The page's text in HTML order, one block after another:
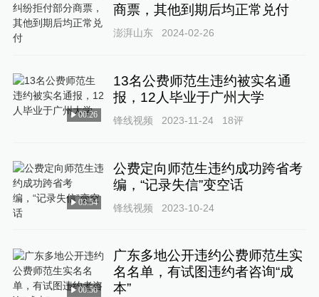
商票，其他到期后均正常兑付
澎湃山东 2024-02-26
00:26
13名公费师范生违约被实名通
报，12人毕业于广州大学
锋线视频 2023-11-24 18评
03:54
公费定向师范生违约成功跨省考
编，“记录失信”变空话
锋线视频 2023-10-24
00:56
广东多地公开违约公费师范生实
名名单，有试图违约者咨询“成
本”